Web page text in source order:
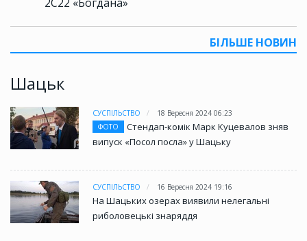
БІЛЬШЕ НОВИН
Шацьк
СУСПІЛЬСТВО
18 Вересня 2024 06:23
ФОТО
Стендап-комік Марк Куцевалов зняв
випуск «Посол посла» у Шацьку
СУСПІЛЬСТВО 16 Вересня 2024 19:16
На Шацьких озерах виявили нелегальні
риболовецькі знаряддя